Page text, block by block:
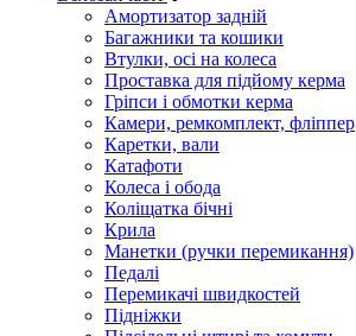
Амортизатор задній
Багажники та кошики
Втулки, осі на колеса
Проставка для підйому керма
Гріпси і обмотки керма
Камери, ремкомплект, фліппер
Каретки, вали
Катафоти
Колеса і обода
Коліщатка бічні
Крила
Манетки (ручки перемикання)
Педалі
Перемикачі швидкостей
Підніжки